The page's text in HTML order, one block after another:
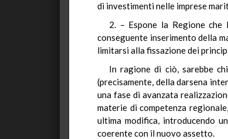
di investimenti nelle imprese
2. – Espone la Regione
conseguente inserimento della
limitarsi alla fissazione dei
In ragione di ciò, sarebbe
(precisamente, della darsena
una fase di avanzata
materie di competenza
ultima modifica, introducendo
coerente con il nuovo assetto.